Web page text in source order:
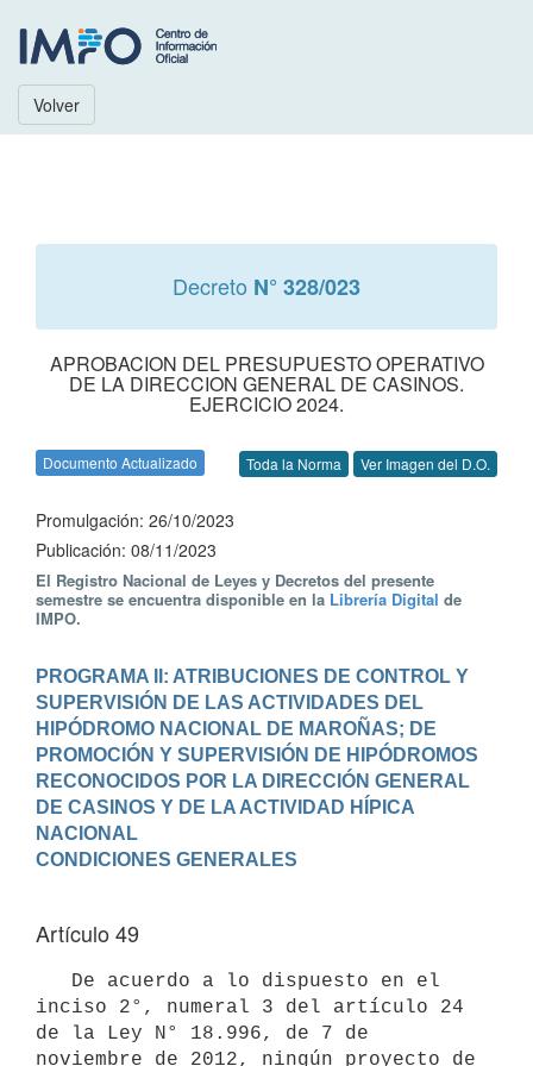
Volver
Decreto N° 328/023
APROBACION DEL PRESUPUESTO OPERATIVO
DE LA DIRECCION GENERAL DE CASINOS.
EJERCICIO 2024.
Documento Actualizado Toda la Norma Ver Imagen del D.O.
Promulgación: 26/10/2023
Publicación: 08/11/2023
El Registro Nacional de Leyes y Decretos del presente
semestre se encuentra disponible en la Librería Digital de
IMPO.
PROGRAMA II: ATRIBUCIONES DE CONTROL Y
SUPERVISIÓN DE LAS ACTIVIDADES DEL
HIPÓDROMO NACIONAL DE MAROÑAS; DE
PROMOCIÓN Y SUPERVISIÓN DE HIPÓDROMOS
RECONOCIDOS POR LA DIRECCIÓN GENERAL
DE CASINOS Y DE LA ACTIVIDAD HÍPICA
NACIONAL
Artículo 49
inciso 2°, numeral 3 del artículo 24
de la Ley N° 18.996, de 7 de
noviembre de 2012, ningún proyecto de